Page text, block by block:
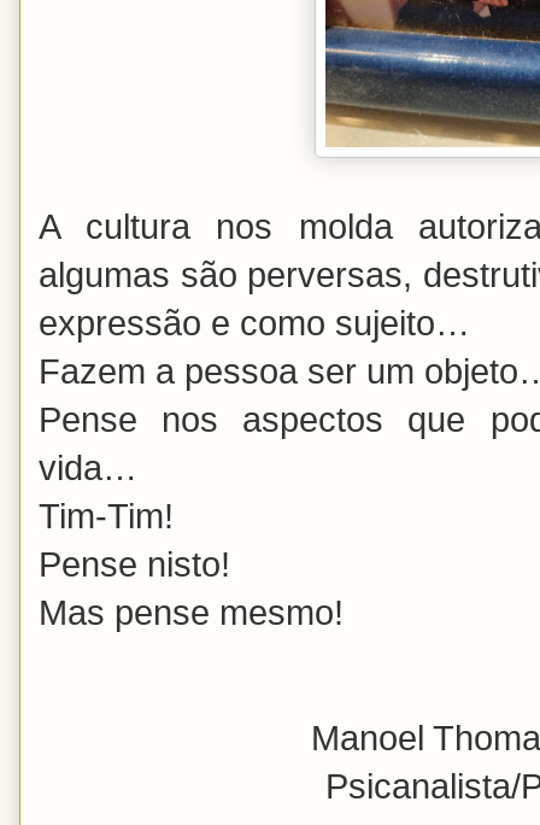
A cultura nos molda
algumas são perversas,
expressão e como sujeito…
Fazem a pessoa ser um
Pense nos aspectos que
vida…
Tim-Tim!
Pense nisto!
Mas pense mesmo!
Manoel
Psicanalista/